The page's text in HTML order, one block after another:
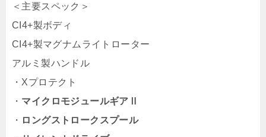
＜主要スペック＞
CI4+製ボディ
CI4+製マグナムライトローター
アルミ製ハンドル
・Xプロテクト
・ マイクロモジュールギアⅡ
・ ロングストロークスプール